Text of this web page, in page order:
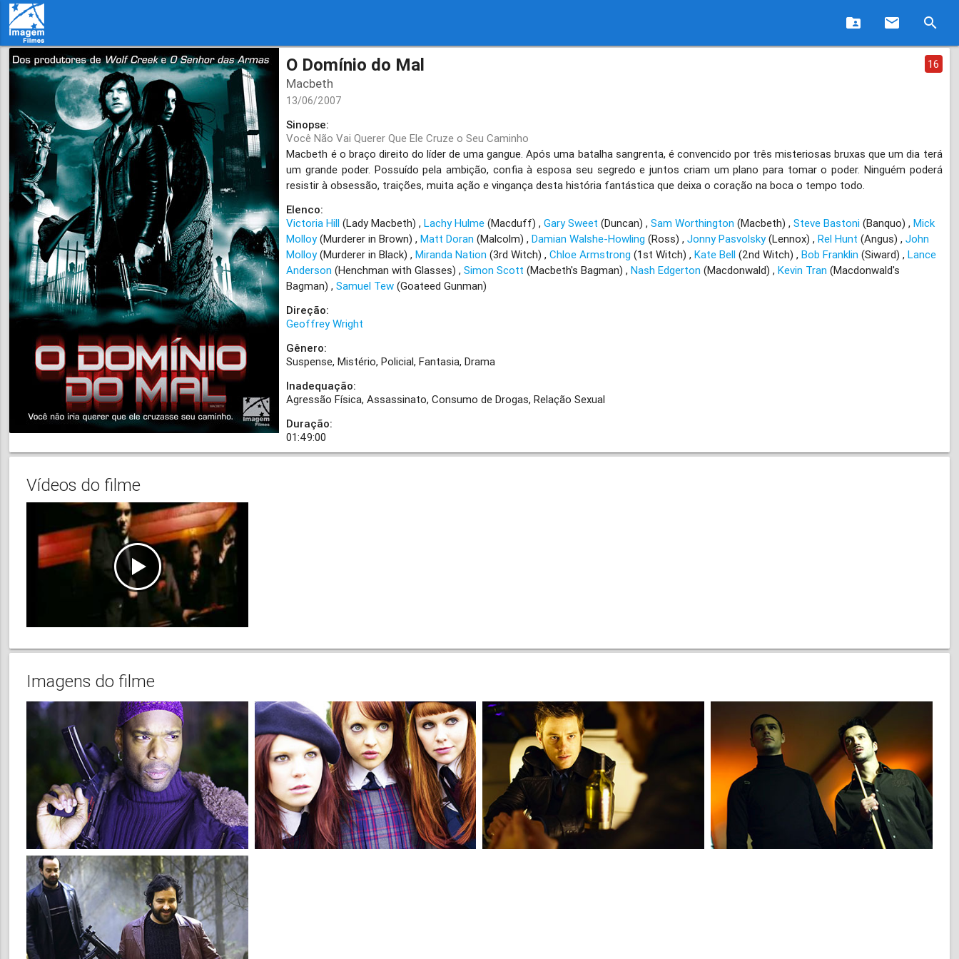
folder_shared email search
O Domínio do Mal 16
Macbeth
13/06/2007
Sinopse:
Você Não Vai Querer Que Ele Cruze o Seu Caminho
Macbeth é o braço direito do líder de uma gangue. Após uma batalha sangrenta, é convencido por três misteriosas bruxas que um dia terá
um grande poder. Possuído pela ambição, confia à esposa seu segredo e juntos criam um plano para tomar o poder. Ninguém poderá
resistir à obsessão, traições, muita ação e vingança desta história fantástica que deixa o coração na boca o tempo todo.
Elenco:
Victoria Hill (Lady Macbeth) Lachy Hulme (Macduff) Gary Sweet (Duncan) Sam Worthington (Macbeth) Steve Bastoni (Banquo) Mick
Molloy(Murderer in Brown) Matt Doran (Malcolm) Damian Walshe-Howling (Ross) Jonny Pasvolsky(Lennox) Rel Hunt (Angus) John
Molloy(Murderer in Black) Miranda Nation (3rd Witch) Chloe Armstrong (1st Witch) Kate Bell (2nd Witch) Bob Franklin (Siward) Lance
Anderson (Henchman with Glasses) Simon Scott (Macbeth's Bagman) Nash Edgerton (Macdonwald) Kevin Tran (Macdonwald's
Bagman) Samuel Tew (Goateed Gunman)
Direção:
Geoffrey Wright
Gênero:
Suspense Mistério Policial Fantasia Drama
Inadequação:
Agressão Física Assassinato Consumo de Drogas Relação Sexual
Duração:
01:49:00
Vídeos do filme
Imagens do filme